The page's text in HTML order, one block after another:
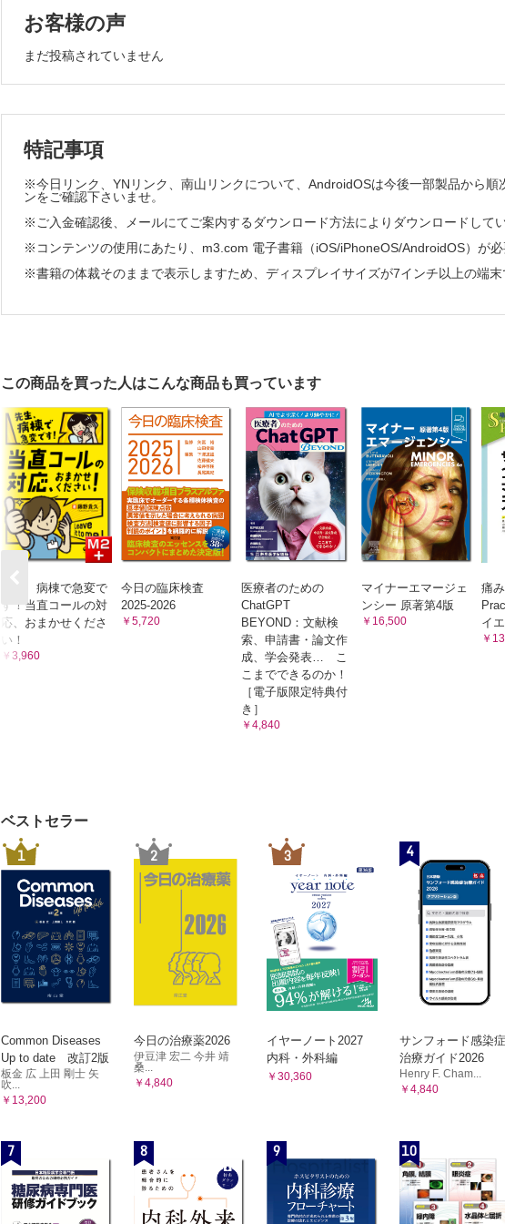
＜温冷交代浴＞
温冷交代浴の理論と実際
＜手術療法①＞
CRPS typeⅡの手術療法
＜手術療法②＞
CRPSに対する手術治療―病態別治療と生体内再生治療―
Ⅳ 後遺障害
CRPSの後遺障害診断―留意点とアドバイス―
線維筋痛症（機能性疼痛・中枢機能障害性疼痛）の診断と治療，診断書記載
お客様の声
まだ投稿されていません
特記事項
※今日リンク、YNリンク、南山リンクについて、AndroidOSは今後一部製品から
ンをご確認下さいませ。
※ご入金確認後、メールにてご案内するダウンロード方法によりダウンロードして
※コンテンツの使用にあたり、m3.com 電子書籍（iOS/iPhoneOS/AndroidOS）が必
※書籍の体裁そのままで表示しますため、ディスプレイサイズが7インチ以上の端末
この商品を買った人はこんな商品も買っています
先生、病棟で急変で
す！当直コールの対
応、おまかせくださ
い！
￥3,960
今日の臨床検査
2025-2026
￥5,720
医療者のための
ChatGPT
BEYOND：文献検
索、申請書・論文作
成、学会発表… こ
こまでできるのか！
［電子版限定特典付
き］
￥4,840
マイナーエマージェ
ンシー 原著第4版
￥16,500
痛
イ
￥
ベストセラー
1
Common Diseases
Up to date 改訂2版
板金 広 上田 剛士 矢
吹...
￥13,200
2
今日の治療薬2026
伊豆津 宏二 今井 靖
桑...
￥4,840
3
イヤーノート2027
内科・外科編
￥30,360
4
サンフォード感染症
治療ガイド2026
Henry F. Cham...
￥4,840
7 8 9 10